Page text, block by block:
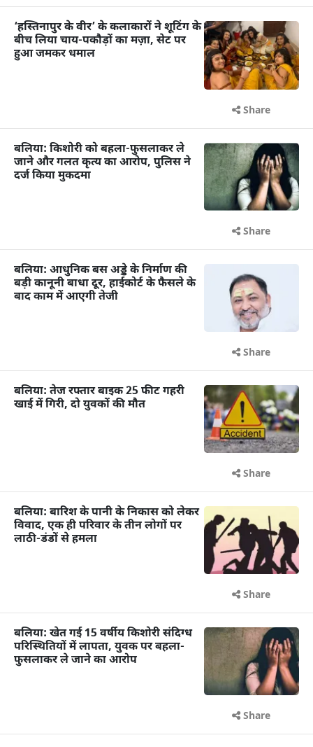
‘हस्तिनापुर के वीर’ के कलाकारों ने शूटिंग के
बीच लिया चाय-पकौड़ों का मज़ा, सेट पर
हुआ जमकर धमाल
Share
बलिया: किशोरी को बहला-फुसलाकर ले
जाने और गलत कृत्य का आरोप, पुलिस ने
दर्ज किया मुकदमा
Share
बलिया: आधुनिक बस अड्डे के निर्माण की
बड़ी कानूनी बाधा दूर, हाईकोर्ट के फैसले के
बाद काम में आएगी तेजी
Share
बलिया: तेज रफ्तार बाइक 25 फीट गहरी
खाई में गिरी, दो युवकों की मौत
Share
बलिया: बारिश के पानी के निकास को लेकर
विवाद, एक ही परिवार के तीन लोगों पर
लाठी-डंडों से हमला
Share
बलिया: खेत गई 15 वर्षीय किशोरी संदिग्ध
परिस्थितियों में लापता, युवक पर बहला-
फुसलाकर ले जाने का आरोप
Share